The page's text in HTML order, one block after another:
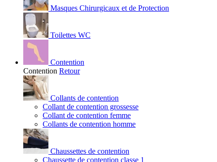
Masques Chirurgicaux et de Protection
Toilettes WC
Contention
Contention Retour
Collants de contention
Collant de contention grossesse
Collant de contention femme
Collants de contention homme
Chaussettes de contention
Chaussette de contention classe 1